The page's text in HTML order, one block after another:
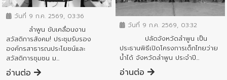
วันที่ 9 ก.ค. 2569, 03:36
ลำพูน ขับเคลื่อนงาน
สวัสดิการสังคม! ประชุมรับรอง
องค์กรสาธารณประโยชน์และ
สวัสดิการชุมชน ม...
อ่านต่อ
ข่าวสารจังหวัด
วันที่ 9 ก.ค. 2569, 03:32
ปลัดจังหวัดลำพูน เป็น
ประธานพิธีเปิดโครงการเด็กไทยว่าย
น้ำได้ จังหวัดลำพูน ประจำปี...
อ่านต่อ